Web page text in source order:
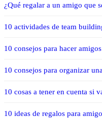
¿Qué regalar a un amigo que
10 actividades de team
10 consejos para hacer
10 consejos para organizar
10 cosas a tener en cuenta si
10 ideas de regalos para